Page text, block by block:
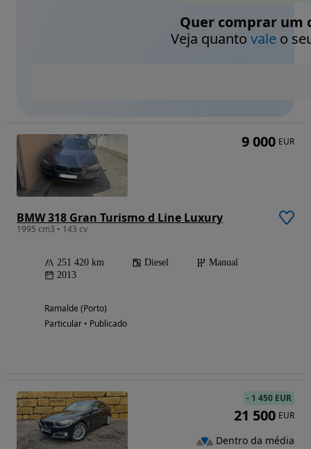
Quer comprar um
Veja quanto valeo
BMW 318 Gran Turismo d Line Luxury
1995 cm3 • 143 cv
251 420 km Diesel
Manual
2013
Ramalde (Porto)
Particular • Publicado
9 000 EUR
- 1 450 EUR
21 500 EUR
Dentro da média